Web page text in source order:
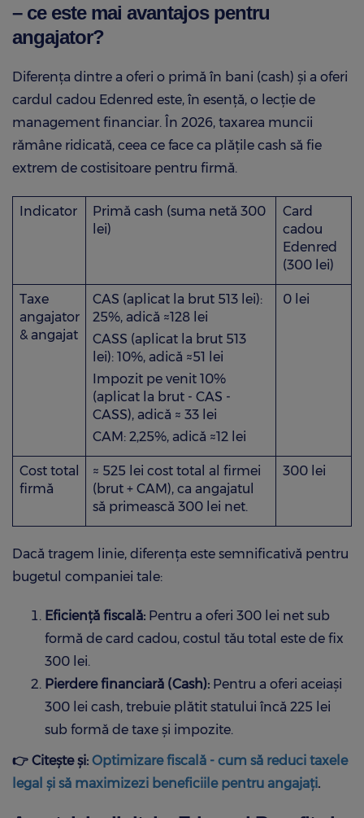
– ce este mai avantajos pentru
angajator?
Diferența dintre a oferi o primă în bani (cash) și a oferi
cardul cadou Edenred este, în esență, o lecție de
management financiar. În 2026, taxarea muncii
rămâne ridicată, ceea ce face ca plățile cash să fie
extrem de costisitoare pentru firmă.
Indicator
Primă cash (suma netă 300
lei)
Card
cadou
Edenred
(300 lei)
Taxe
angajator
& angajat
CAS (aplicat la brut 513 lei):
25%, adică ≈128 lei
CASS (aplicat la brut 513
lei): 10%, adică ≈51 lei
Impozit pe venit 10%
(aplicat la brut - CAS -
CASS), adică ≈ 33 lei
CAM: 2,25%, adică ≈12 lei
0 lei
Cost total
firmă
≈ 525 lei cost total al firmei
(brut + CAM), ca angajatul
să primească 300 lei net.
300 lei
Dacă tragem linie, diferența este semnificativă pentru
bugetul companiei tale:
Eficiență fiscală: Pentru a oferi 300 lei net sub
formă de card cadou, costul tău total este de fix
300 lei.
Pierdere financiară (Cash): Pentru a oferi aceiași
300 lei cash, trebuie plătit statului încă 225 lei
sub formă de taxe și impozite.
👉 Citește și: Optimizare fiscală - cum să reduci taxele
legal și să maximizezi beneficiile pentru angajați.